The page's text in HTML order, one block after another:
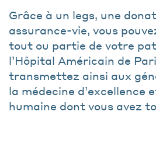
Grâce à un legs, une
assurance-vie, vous
tout ou partie de votre
l’Hôpital Américain de
transmettez ainsi aux
la médecine d’excellence
humaine dont vous avez